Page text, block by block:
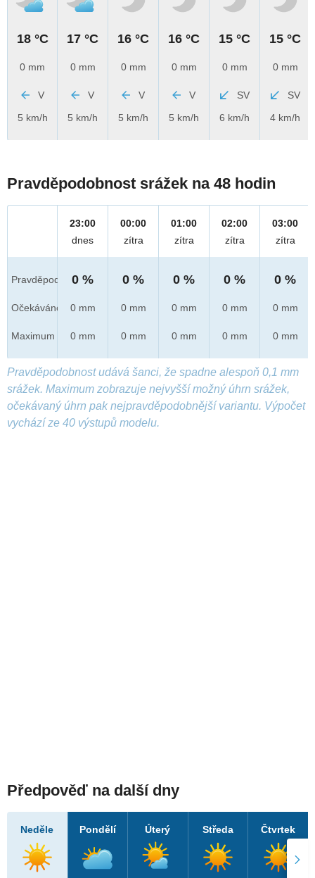
18 °C
0 mm
V
5 km/h
17 °C
0 mm
V
5 km/h
16 °C
0 mm
V
5 km/h
16 °C
0 mm
V
5 km/h
15 °C
0 mm
SV
6 km/h
15 °C
0 mm
SV
4 km/h
Pravděpodobnost srážek na 48 hodin
Pravděpod.
Očekáváno
Maximum
23:00
dnes
0 %
0 mm
0 mm
00:00
zítra
0 %
0 mm
0 mm
01:00
zítra
0 %
0 mm
0 mm
02:00
zítra
0 %
0 mm
0 mm
03:00
zítra
0 %
0 mm
0 mm
Pravděpodobnost udává šanci, že spadne alespoň 0,1 mm
srážek. Maximum zobrazuje nejvyšší možný úhrn srážek,
očekávaný úhrn pak nejpravděpodobnější variantu. Výpočet
vychází ze 40 výstupů modelu.
Předpověď na další dny
Neděle Pondělí Úterý Středa Čtvrtek